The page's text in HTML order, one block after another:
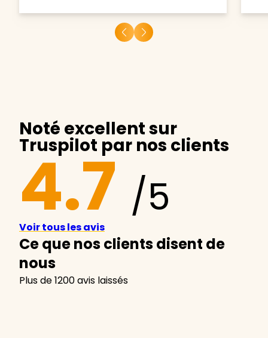
Noté excellent sur
Truspilot par nos clients
4.7 /5
Voir tous les avis
Ce que nos clients disent de
nous
Plus de 1200 avis laissés